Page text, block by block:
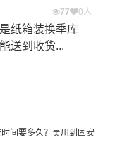
77 0人
纸箱装换季库
送到收货...
间要多久？ 吴川到固安